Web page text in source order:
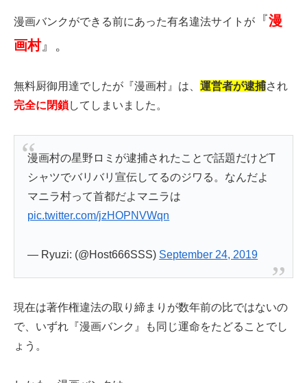
漫画バンクができる前にあった有名違法サイトが 『漫
画村』。
無料厨御用達でしたが『漫画村』は、 運営者が逮捕され
完全に閉鎖してしまいました。
漫画村の星野ロミが逮捕されたことで話題だけどT
シャツでバリバリ宣伝してるのジワる。なんだよ
マニラ村って首都だよマニラは
pic.twitter.com/jzHOPNVWqn
— Ryuzi: (@Host666SSS) September 24, 2019
現在は著作権違法の取り締まりが数年前の比ではないの
で、いずれ『漫画バンク』も同じ運命をたどることでし
ょう。